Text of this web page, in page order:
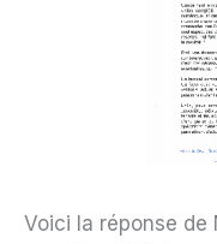
Voici la réponse de